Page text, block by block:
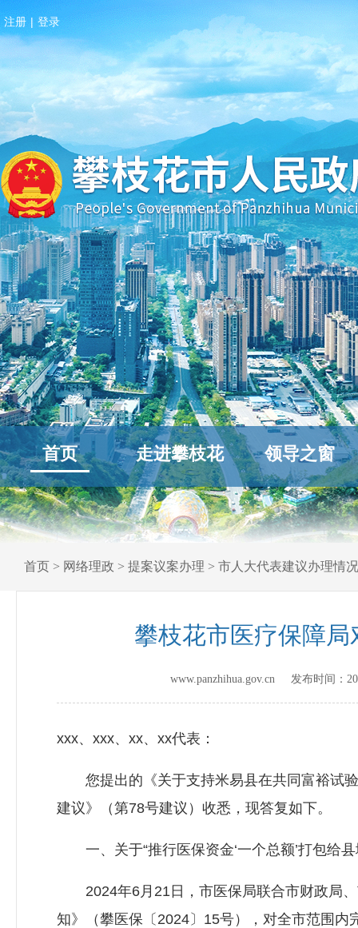
注册 | 登录
首页 走进攀枝花 领导之窗
首页 > 网络理政 > 提案议案办理 > 市人大代表建议办理情况
攀枝花市医疗保障
www.panzhihua.gov.cn 发布时间：
xxx、xxx、xx、xx代表：
您提出的《关于支持米易县在共同富裕试验
建议》（第78号建议）收悉，现答复如下。
一、关于“推行医保资金‘一个总额’打包给县
2024年6月21日，市医保局联合市财政局、
知》（攀医保〔2024〕15号），对全市范围内